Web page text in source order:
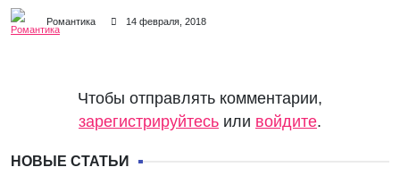
Романтика 14 февраля, 2018
Чтобы отправлять комментарии,
зарегистрируйтесь или войдите.
НОВЫЕ СТАТЬИ